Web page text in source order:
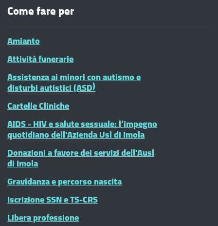
Come fare per
Amianto
Attività funerarie
Assistenza ai minori con autismo e
disturbi autistici (ASD)
Cartelle Cliniche
AIDS - HIV e salute sessuale: l’impegno
quotidiano dell'Azienda Usl di Imola
Donazioni a favore dei servizi dell'Ausl
di Imola
Gravidanza e percorso nascita
Iscrizione SSN e TS-CRS
Libera professione